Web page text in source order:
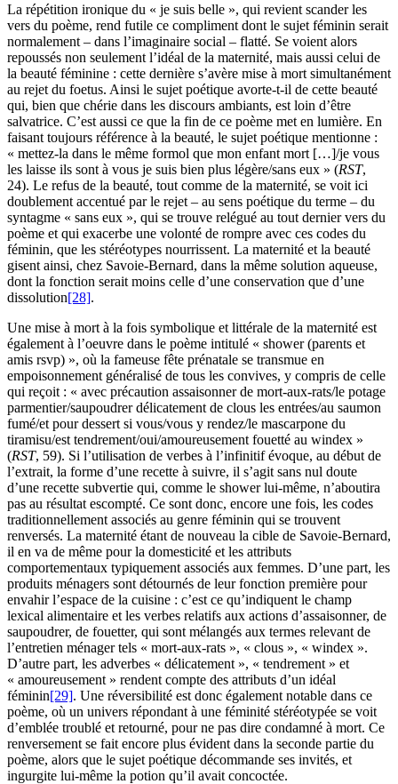
La répétition ironique du « je suis belle », qui revient scander les
vers du poème, rend futile ce compliment dont le sujet féminin serait
normalement – dans l’imaginaire social – flatté. Se voient alors
repoussés non seulement l’idéal de la maternité, mais aussi celui de
la beauté féminine : cette dernière s’avère mise à mort simultanément
au rejet du foetus. Ainsi le sujet poétique avorte-t-il de cette beauté
qui, bien que chérie dans les discours ambiants, est loin d’être
salvatrice. C’est aussi ce que la fin de ce poème met en lumière. En
faisant toujours référence à la beauté, le sujet poétique mentionne :
« mettez-la dans le même formol que mon enfant mort […]/je vous
les laisse ils sont à vous je suis bien plus légère/sans eux » (RST,
24). Le refus de la beauté, tout comme de la maternité, se voit ici
doublement accentué par le rejet – au sens poétique du terme – du
syntagme « sans eux », qui se trouve relégué au tout dernier vers du
poème et qui exacerbe une volonté de rompre avec ces codes du
féminin, que les stéréotypes nourrissent. La maternité et la beauté
gisent ainsi, chez Savoie-Bernard, dans la même solution aqueuse,
dont la fonction serait moins celle d’une conservation que d’une
dissolution[28].
Une mise à mort à la fois symbolique et littérale de la maternité est
également à l’oeuvre dans le poème intitulé « shower (parents et
amis rsvp) », où la fameuse fête prénatale se transmue en
empoisonnement généralisé de tous les convives, y compris de celle
qui reçoit : « avec précaution assaisonner de mort-aux-rats/le potage
parmentier/saupoudrer délicatement de clous les entrées/au saumon
fumé/et pour dessert si vous/vous y rendez/le mascarpone du
tiramisu/est tendrement/oui/amoureusement fouetté au windex »
(RST, 59). Si l’utilisation de verbes à l’infinitif évoque, au début de
l’extrait, la forme d’une recette à suivre, il s’agit sans nul doute
d’une recette subvertie qui, comme le shower lui-même, n’aboutira
pas au résultat escompté. Ce sont donc, encore une fois, les codes
traditionnellement associés au genre féminin qui se trouvent
renversés. La maternité étant de nouveau la cible de Savoie-Bernard,
il en va de même pour la domesticité et les attributs
comportementaux typiquement associés aux femmes. D’une part, les
produits ménagers sont détournés de leur fonction première pour
envahir l’espace de la cuisine : c’est ce qu’indiquent le champ
lexical alimentaire et les verbes relatifs aux actions d’assaisonner, de
saupoudrer, de fouetter, qui sont mélangés aux termes relevant de
l’entretien ménager tels « mort-aux-rats », « clous », « windex ».
D’autre part, les adverbes « délicatement », « tendrement » et
« amoureusement » rendent compte des attributs d’un idéal
féminin[29]. Une réversibilité est donc également notable dans ce
poème, où un univers répondant à une féminité stéréotypée se voit
d’emblée troublé et retourné, pour ne pas dire condamné à mort. Ce
renversement se fait encore plus évident dans la seconde partie du
poème, alors que le sujet poétique décommande ses invités, et
ingurgite lui-même la potion qu’il avait concoctée.